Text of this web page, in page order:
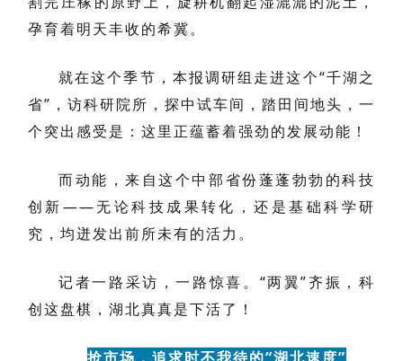
孕育着明天丰收的希冀。
就在这个季节，本报调研组走进这个“千湖之
省”，访科研院所，探中试车间，踏田间地头，一
个突出感受是：这里正蕴蓄着强劲的发展动能！
而动能，来自这个中部省份蓬蓬勃勃的科技
创新——无论科技成果转化，还是基础科学研
究，均迸发出前所未有的活力。
记者一路采访，一路惊喜。“两翼”齐振，科
创这盘棋，湖北真真是下活了！